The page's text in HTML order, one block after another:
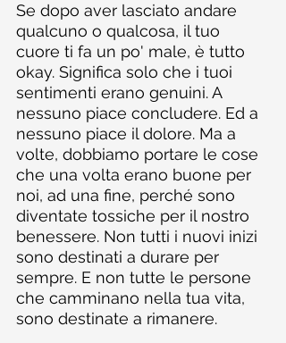
Se dopo aver lasciato andare
qualcuno o qualcosa, il tuo
cuore ti fa un po' male, è tutto
okay. Significa solo che i tuoi
sentimenti erano genuini. A
nessuno piace concludere. Ed a
nessuno piace il dolore. Ma a
volte, dobbiamo portare le cose
che una volta erano buone per
noi, ad una fine, perché sono
diventate tossiche per il nostro
benessere. Non tutti i nuovi inizi
sono destinati a durare per
sempre. E non tutte le persone
che camminano nella tua vita,
sono destinate a rimanere.